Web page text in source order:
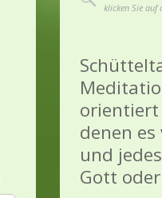
klicken Sie auf
orientiert
denen
und
Gott